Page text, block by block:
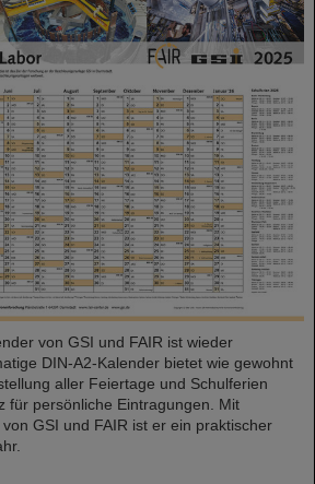
von GSI und FAIR ist wieder
DIN-A2-Kalender bietet wie gewohnt
aller Feiertage und Schulferien
für persönliche Eintragungen. Mit
GSI und FAIR ist er ein praktischer